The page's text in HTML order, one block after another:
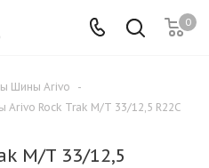
0
Шины Arivo
-
Arivo Rock Trak M/T 33/12,5 R22C
M/T 33/12,5